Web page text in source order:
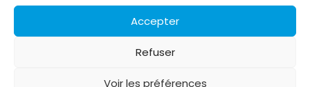
Accepter
Refuser
Voir les préférences